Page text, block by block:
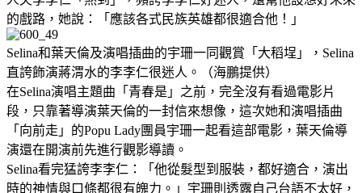
的戲路，她說：「應該各式民族英雄都很適合他！」
Selina和葉天倫及演唱插曲的宇珊一同觀賞「大稻埕」，Selina
直誇飾演蔣渭水的李李仁很迷人。（海鵬提供）
在Selina演唱主題曲「青春是」之前，完全沒有看過電影片
段，只靠著導演葉天倫的一封信來想像，這次她和演唱插曲
「向前走」的Popu Lady團員宇珊一起看這部電影，葉天倫導
演還在開演前先進行觀影導讀。
Selina看完猛誇李李仁：「他從髮型到服裝，都好適合，演出
時的神情與口條都很有魄力。」宇珊則透露自己台語不太好，